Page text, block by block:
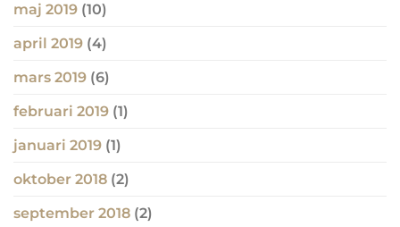
maj 2019 (10)
april 2019 (4)
mars 2019 (6)
februari 2019 (1)
januari 2019 (1)
oktober 2018 (2)
september 2018 (2)